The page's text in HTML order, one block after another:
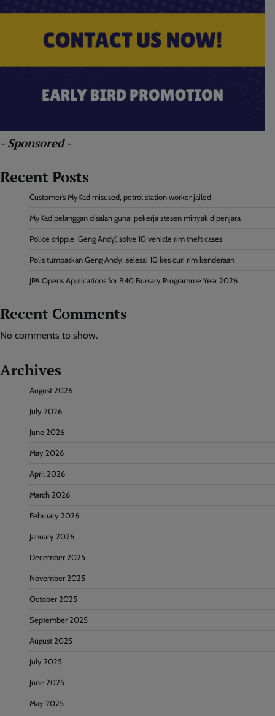
- Sponsored -
Recent Posts
Customer’s MyKad misused, petrol station worker jailed
MyKad pelanggan disalah guna, pekerja stesen minyak dipenjara
Police cripple ‘Geng Andy’, solve 10 vehicle rim theft cases
Polis tumpaskan Geng Andy, selesai 10 kes curi rim kenderaan
JPA Opens Applications for B40 Bursary Programme Year 2026
Recent Comments
No comments to show.
Archives
August 2026
July 2026
June 2026
May 2026
April 2026
March 2026
February 2026
January 2026
December 2025
November 2025
October 2025
September 2025
August 2025
July 2025
June 2025
May 2025